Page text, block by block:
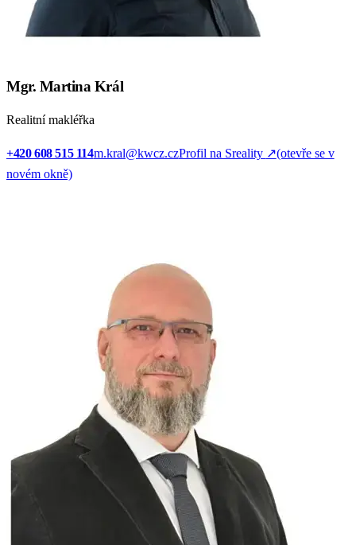
Mgr. Martina Král
Realitní makléřka
+420 608 515 114m.kral@kwcz.czProfil na Sreality ↗(otevře se v
novém okně)